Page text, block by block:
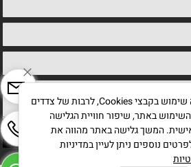
לידיעתך, באתרנו נעשה שימוש בקבצי Cookies, לרבות של צדדים
באתר, שיפור חוויית הגלישה
המשך גלישה באתר מהווה את
נוספים ניתן לעיין במדיניות